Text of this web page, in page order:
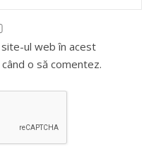
site-ul web în acest
o să comentez.